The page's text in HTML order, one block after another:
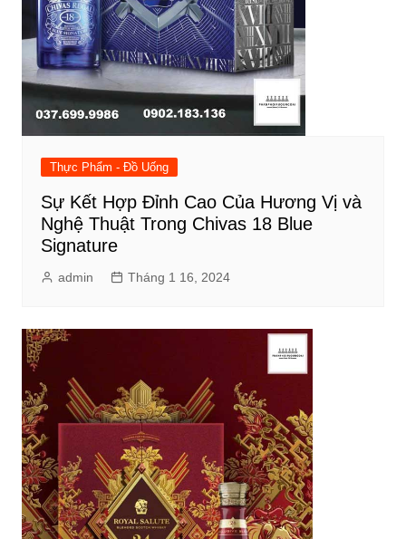
Thực Phẩm - Đồ Uống
Sự Kết Hợp Đỉnh Cao Của Hương Vị và
Nghệ Thuật Trong Chivas 18 Blue
Signature
admin Tháng 1 16, 2024